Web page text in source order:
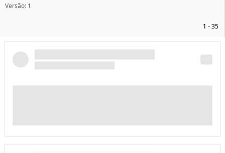
Versão: 1
1 - 35